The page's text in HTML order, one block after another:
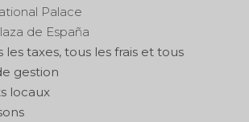
Palace
de España
les taxes, tous les frais et tous
gestion
locaux